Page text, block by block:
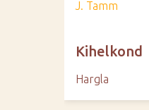
J. Tamm
Kihelkond
Hargla